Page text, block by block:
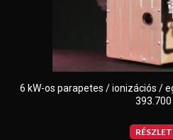
6 kW-os parapetes / ionizációs /
393.700